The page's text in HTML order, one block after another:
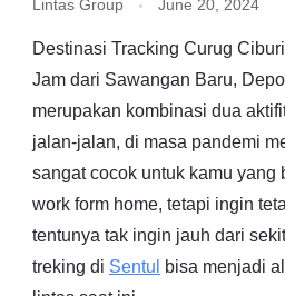
Lintas Group June 20, 2024
Destinasi Tracking Curug
Jam dari Sawangan Baru,
merupakan kombinasi dua
jalan-jalan, di masa pandemi
sangat cocok untuk kamu yang
work form home, tetapi ingin
tentunya tak ingin jauh dari
treking di Sentul
bisa menjadi